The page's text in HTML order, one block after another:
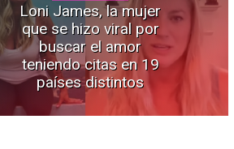
Loni James, la mujer
que se hizo viral por
buscar el amor
teniendo citas en 19
países distintos